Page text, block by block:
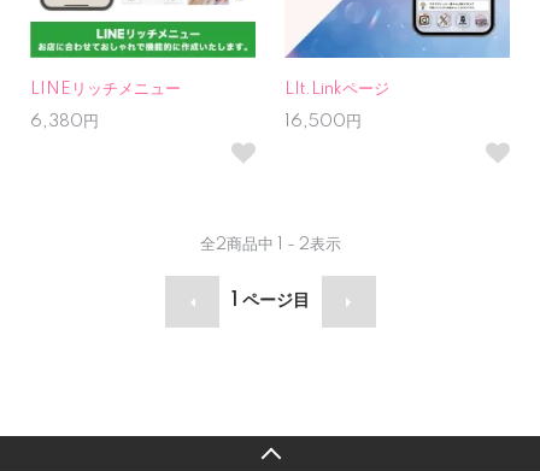
LINEリッチメニュー
6,380円
LIt.Linkページ
16,500円
全2商品中 1 - 2表示
ページ目